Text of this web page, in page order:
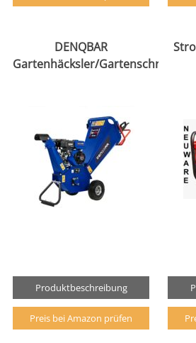
DENQBAR
Gartenhäcksler/Gartenschredder
Produktbeschreibung
Preis bei Amazon prüfen